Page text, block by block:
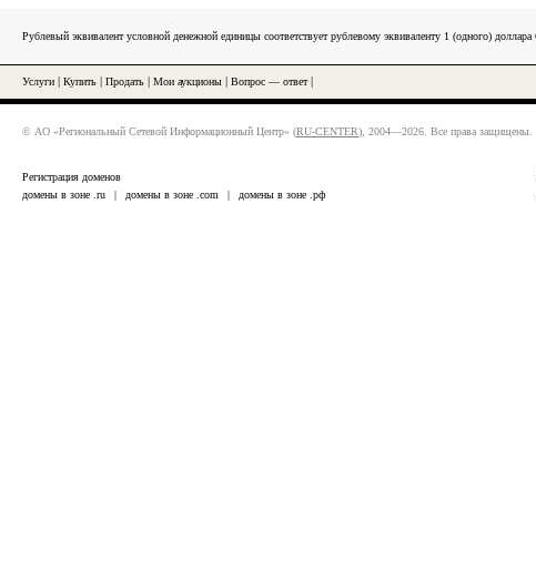
Рублевый эквивалент условной денежной единицы соответствует рублевому эквиваленту 1 (одного)
Услуги Купить Продать Мои аукционы Вопрос — ответ|
© АО «Региональный Сетевой Информационный Центр» (RU-CENTER), 2004—2026. Все права защищены.
Регистрация доменов
домены в зоне .ru
| домены в зоне .com | домены в зоне .рф